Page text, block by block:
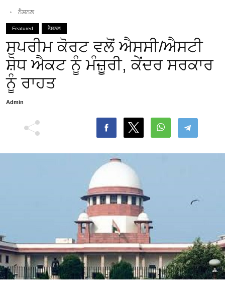
ਨੈਸ਼ਨਲ
Featured ਨੈਸ਼ਨਲ
ਸੁਪਰੀਮ ਕੋਰਟ ਵਲੋਂ ਐਸਸੀ/ਐਸਟੀ
ਸ਼ੋਧ ਐਕਟ ਨੂੰ ਮੰਜ਼ੂਰੀ, ਕੇਂਦਰ ਸਰਕਾਰ
ਨੂੰ ਰਾਹਤ
Admin